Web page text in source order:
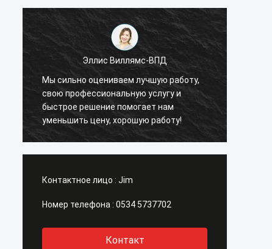
Эллис Виллямс-ВПД
Мы сильно оцениваем лучшую работу,
свою профессиональную услугу и
быстрое решение помогает нам
уменьшить цену, хорошую работу!
Контактное лицо : Jim
Номер телефона : 0534 5737702
Контакт